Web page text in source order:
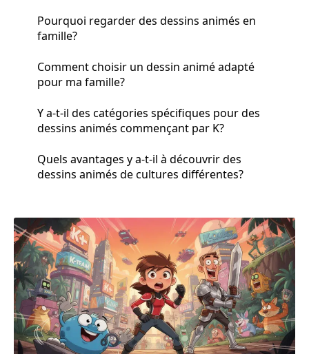
Pourquoi regarder des dessins animés en
famille?
Comment choisir un dessin animé adapté
pour ma famille?
Y a-t-il des catégories spécifiques pour des
dessins animés commençant par K?
Quels avantages y a-t-il à découvrir des
dessins animés de cultures différentes?